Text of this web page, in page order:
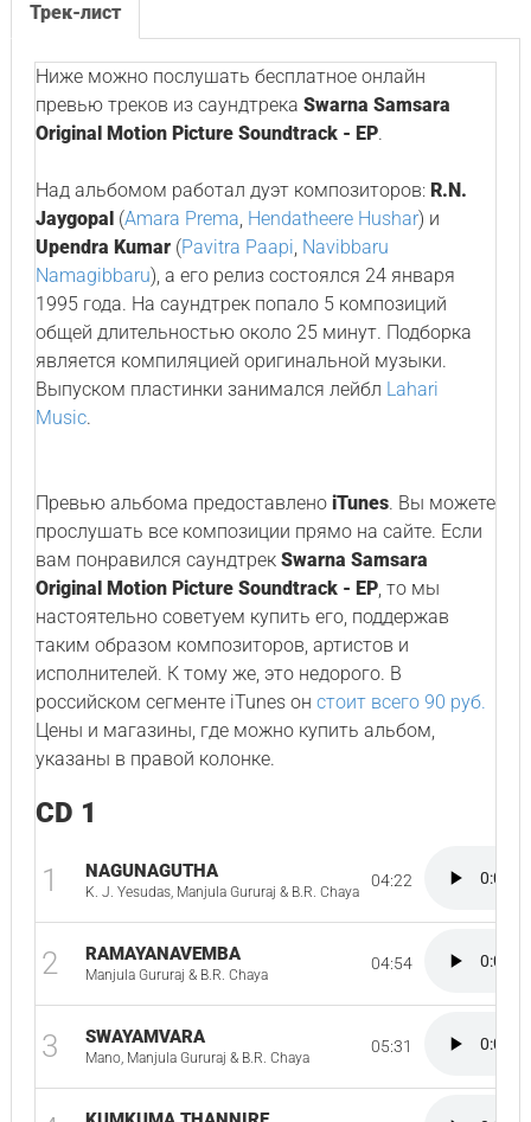
Трек-лист
Ниже можно послушать бесплатное онлайн
превью треков из саундтрека Swarna Samsara
Original Motion Picture Soundtrack - EP.
Над альбомом работал дуэт композиторов: R.N.
Jaygopal(Amara Prema, Hendatheere Hushar) и
Upendra Kumar(Pavitra Paapi, Navibbaru
Namagibbaru), а его релиз состоялся 24 января
1995 года. На саундтрек попало 5 композиций
общей длительностью около 25 минут. Подборка
является компиляцией оригинальной музыки.
Выпуском пластинки занимался лейбл Lahari
Music.
Превью альбома предоставлено iTunes. Вы можете
прослушать все композиции прямо на сайте. Если
вам понравился саундтрек Swarna Samsara
Original Motion Picture Soundtrack - EP, то мы
настоятельно советуем купить его, поддержав
таким образом композиторов, артистов и
исполнителей. К тому же, это недорого. В
российском сегменте iTunes он стоит всего 90 руб.
Цены и магазины, где можно купить альбом,
указаны в правой колонке.
CD 1
1 NAGUNAGUTHA
K. J. Yesudas, Manjula Gururaj & B.R. Chaya
04:22
2 RAMAYANAVEMBA
Manjula Gururaj & B.R. Chaya
04:54
3 SWAYAMVARA
Mano, Manjula Gururaj & B.R. Chaya
05:31